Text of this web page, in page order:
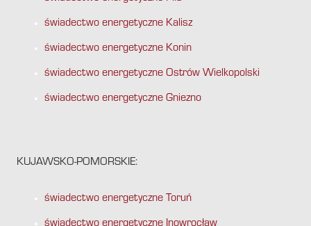
świadectwo energetyczne Kalisz
świadectwo energetyczne Konin
świadectwo energetyczne Ostrów Wielkopolski
świadectwo energetyczne Gniezno
KUJAWSKO-POMORSKIE:
świadectwo energetyczne Toruń